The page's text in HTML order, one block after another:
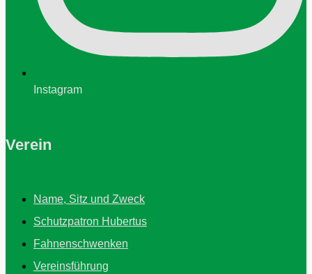
Instagram
Verein
Name, Sitz und Zweck
Schutzpatron Hubertus
Fahnenschwenken
Vereinsführung